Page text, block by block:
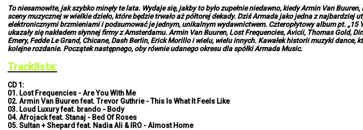
To niesamowite, jak szybko minęły te lata. Wydaje się, jakby to było zupełnie niedawno, kiedy Armin Van
sceny muzycznej w wielkie dzieło, które będzie trwało aż półtorej dekady. Dziś Armada jako jedna z najbardziej
elektronicznymi brzmieniami i podsumować je jednym, unikalnym wydawnictwem. Czteropłytowy album pt.
ukazały się nakładem słynnej firmy z Amsterdamu. Armin Van Buuren, Lost Frequencies, Avicii, Thomas Gold,
Emery, Fedde Le Grand, Chicane, Dash Berlin, Erick Morillo i wielu, wielu innych. Kawałek historii muzyki
kolejne rozdanie. Początek następnego, oby równie udanego okresu dla spółki Armada Music.
Tracklista:
CD 1:
01. Lost Frequencies - Are You With Me
02. Armin Van Buuren feat. Trevor Guthrie - This Is What It Feels Like
03. Loud Luxury feat. brando - Body
04. Afrojack feat. Stanaj - Bed Of Roses
05. Sultan + Shepard feat. Nadia Ali & IRO - Almost Home